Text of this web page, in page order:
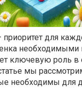
для
необходимыми
ключевую роль в
мы
необходимы для